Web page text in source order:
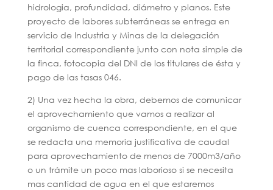
hidrologia, profundidad, diámetro y planos. Este
proyecto de labores subterráneas se entrega en
servicio de Industria y Minas de la delegación
territorial correspondiente junto con nota simple de
la finca, fotocopia del DNI de los titulares de ésta y
pago de las tasas 046.
2) Una vez hecha la obra, debemos de comunicar
el aprovechamiento que vamos a realizar al
organismo de cuenca correspondiente, en el que
se redacta una memoria justificativa de caudal
para aprovechamiento de menos de 7000m3/año
o un trámite un poco mas laborioso si se necesita
mas cantidad de agua en el que estaremos